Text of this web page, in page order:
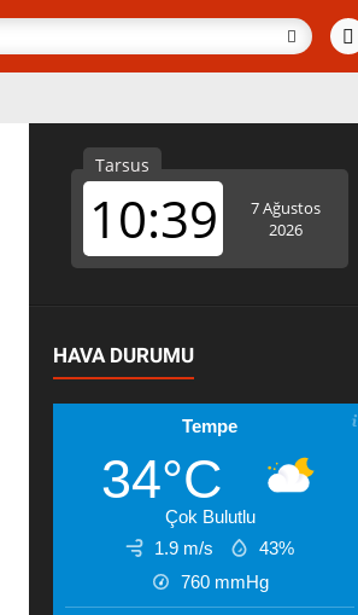
HAVA DURUMU
Tempe
34°C
Çok Bulutlu
1.9 m/s
43%
760 mmHg